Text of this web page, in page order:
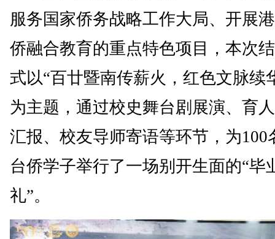
服务国家侨务战略工作大局、开展
侨融合教育的重点特色项目，本次
式以“百廿暨南传薪火，红色文脉续
为主题，通过校史舞台剧展演、育
汇报、校友导师寄语等环节，为100
台侨学子举行了一场别开生面的“毕
礼”。